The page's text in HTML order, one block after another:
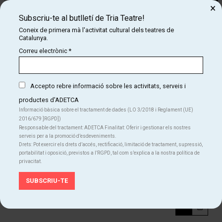
Ens endinsem als cors dels personatges d'”El lleó vergonyós”
Un viatge trepidant i divertit amb titelles i música en directe
Acompanyem al Lleó vergonyós en les seves aventures! El lleó, a
través d’aquest viatge, es farà amic del tigre, el cavall, l’hipopòtam i
el gall, entre d’altres. I junts experimentaran emocions com la por,
l’alegria, la tristesa o la ràbia, acceptant-les, compartint-les i
sobretot ajudant-se quan les emocions són difícils de gestionar.
Subscriu-te al butlletí de Tria Teatre!
Coneix de primera mà l'activitat cultural dels teatres de
Catalunya.
Correu electrònic*
Accepto rebre informació sobre les activitats, serveis i
productes d'ADETCA
Informació bàsica sobre el tractament de dades (LO 3/2018 i Reglament (UE)
2016/679 ]RGPD])
Responsable del tractament: ADETCA Finalitat: Oferir i gestionar els nostres
serveis per a la promoció d’esdeveniments.
Drets: Pot exercir els drets d’accés, rectificació, limitació de tractament, supressió,
portabilitat i oposició, previstos a l’RGPD, tal com s’explica a la nostra política de
privacitat.
×